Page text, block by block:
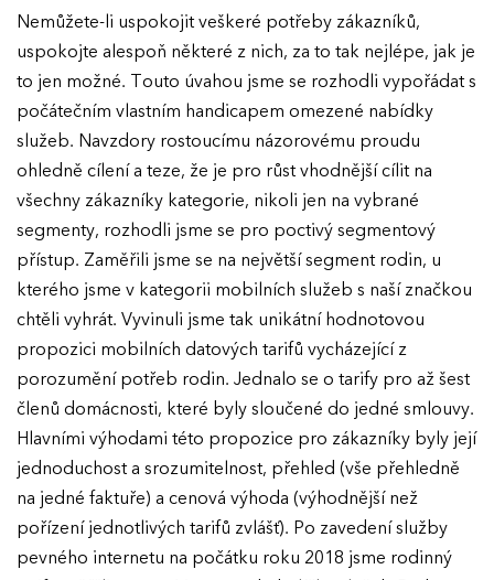
Nemůžete-li uspokojit veškeré potřeby zákazníků,
uspokojte alespoň některé z nich, za to tak nejlépe, jak je
to jen možné. Touto úvahou jsme se rozhodli vypořádat s
počátečním vlastním handicapem omezené nabídky
služeb. Navzdory rostoucímu názorovému proudu
ohledně cílení a teze, že je pro růst vhodnější cílit na
všechny zákazníky kategorie, nikoli jen na vybrané
segmenty, rozhodli jsme se pro poctivý segmentový
přístup. Zaměřili jsme se na největší segment rodin, u
kterého jsme v kategorii mobilních služeb s naší značkou
chtěli vyhrát. Vyvinuli jsme tak unikátní hodnotovou
propozici mobilních datových tarifů vycházející z
porozumění potřeb rodin. Jednalo se o tarify pro až šest
členů domácnosti, které byly sloučené do jedné smlouvy.
Hlavními výhodami této propozice pro zákazníky byly její
jednoduchost a srozumitelnost, přehled (vše přehledně
na jedné faktuře) a cenová výhoda (výhodnější než
pořízení jednotlivých tarifů zvlášť). Po zavedení služby
pevného internetu na počátku roku 2018 jsme rodinný